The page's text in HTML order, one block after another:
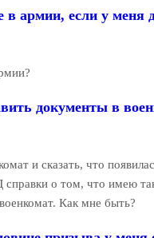
в армии, если у меня
документы в
и сказать, что
справки о том, что имею
Как мне быть?